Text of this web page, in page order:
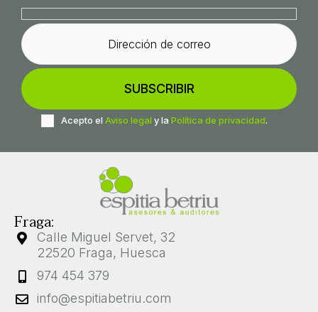
Acepto el Aviso legal y la Política de privacidad.
Fraga:
Calle Miguel Servet, 32
22520 Fraga, Huesca
974 454 379
info@espitiabetriu.com